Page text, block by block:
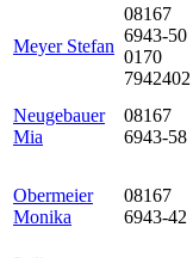
Meyer Stefan
08167
6943-50
0170
7942402
Neugebauer
Mia
08167
6943-58
Obermeier
Monika
08167
6943-42